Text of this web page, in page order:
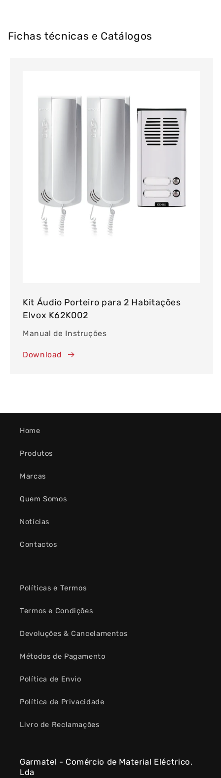
Fichas técnicas e Catálogos
Kit Áudio Porteiro para 2 Habitações
Elvox K62K002
Manual de Instruções
Download
Home
Produtos
Marcas
Quem Somos
Notícias
Contactos
Políticas e Termos
Termos e Condições
Devoluções & Cancelamentos
Métodos de Pagamento
Política de Envio
Política de Privacidade
Livro de Reclamações
Garmatel - Comércio de Material Eléctrico,
Lda